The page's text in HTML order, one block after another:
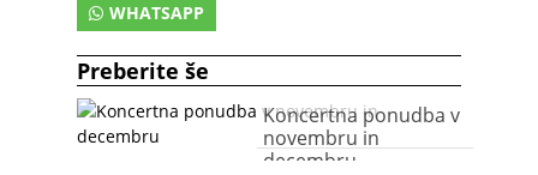
WHATSAPP
Preberite še
Koncertna ponudba v
novembru in
decembru